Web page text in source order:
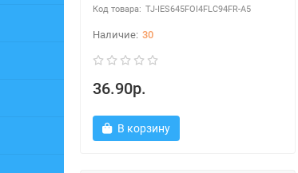
TJ-IES645FOI4FLC94FR-A5
30
36.90р.
В корзину